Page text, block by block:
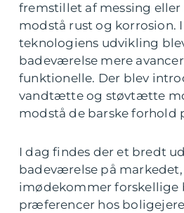
fremstillet af messing
modstå rust og korrosion.
teknologiens udvikling
badeværelse mere
funktionelle. Der blev
vandtætte og støvtætte
modstå de barske forhold
I dag findes der et bredt
badeværelse på
imødekommer forskellige
præferencer hos